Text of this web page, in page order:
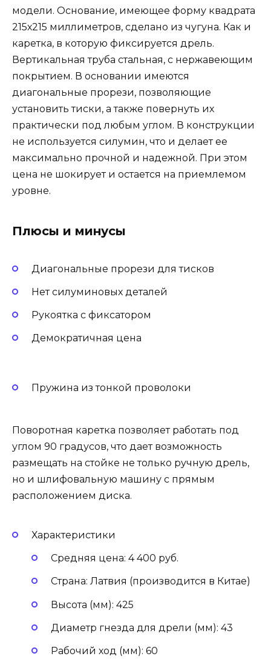
модели. Основание, имеющее форму квадрата
215х215 миллиметров, сделано из чугуна. Как и
каретка, в которую фиксируется дрель.
Вертикальная труба стальная, с нержавеющим
покрытием. В основании имеются
диагональные прорези, позволяющие
установить тиски, а также повернуть их
практически под любым углом. В конструкции
не используется силумин, что и делает ее
максимально прочной и надежной. При этом
цена не шокирует и остается на приемлемом
уровне.
Плюсы и минусы
Диагональные прорези для тисков
Нет силуминовых деталей
Рукоятка с фиксатором
Демократичная цена
Пружина из тонкой проволоки
Поворотная каретка позволяет работать под
углом 90 градусов, что дает возможность
размещать на стойке не только ручную дрель,
но и шлифовальную машину с прямым
расположением диска.
Характеристики
Средняя цена: 4 400 руб.
Страна: Латвия (производится в Китае)
Высота (мм): 425
Диаметр гнезда для дрели (мм): 43
Рабочий ход (мм): 60